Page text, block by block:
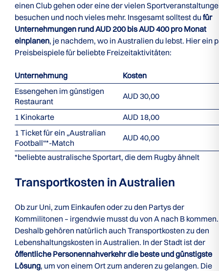
einen Club gehen oder eine der vielen
besuchen und noch vieles mehr. Insgesamt solltest du für
Unternehmungen rund AUD 200 bis AUD 400 pro Monat
einplanen, je nachdem, wo in Australien du lebst. Hier ein
Preisbeispiele für beliebte Freizeitaktivitäten:
Unternehmung
Kosten
Essengehen im günstigen
Restaurant
AUD 30,00
1 Kinokarte
AUD 18,00
1 Ticket für ein „Australian
Football“*-Match
AUD 40,00
*beliebte australische Sportart, die dem Rugby ähnelt
Transportkosten in Australien
Ob zur Uni, zum Einkaufen oder zu den Partys der
Kommilitonen – irgendwie musst du von A nach B kommen.
Deshalb gehören natürlich auch Transportkosten zu den
Lebenshaltungskosten in Australien. In der Stadt ist der
öffentliche Personennahverkehr die beste und günstigste
Lösung, um von einem Ort zum anderen zu gelangen. Die